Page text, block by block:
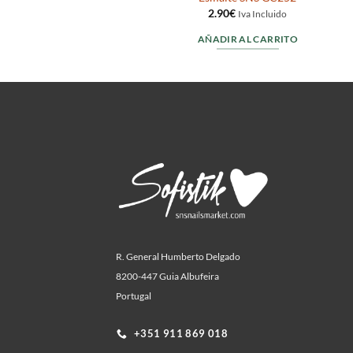
2.90€ Iva Incluido
AÑADIR AL CARRITO
R. General Humberto Delgado
8200-447 Guia Albufeira
Portugal
+351 911 869 018